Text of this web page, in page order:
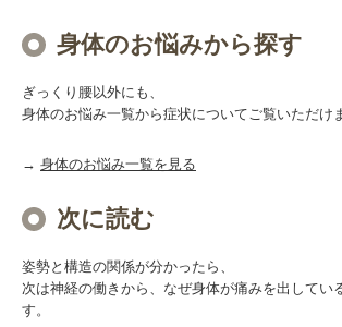
身体のお悩みから探す
ぎっくり腰以外にも、
身体のお悩み一覧から症状についてご覧いただけ
→ 身体のお悩み一覧を見る
次に読む
姿勢と構造の関係が分かったら、
次は神経の働きから、なぜ身体が痛みを出してい
す。